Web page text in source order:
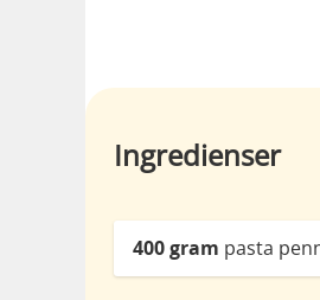
Ingredienser
400gram pasta